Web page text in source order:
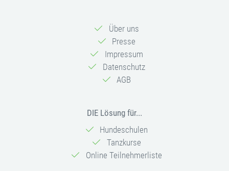
Über uns
Presse
Impressum
Datenschutz
AGB
DIE Lösung für...
Hundeschulen
Tanzkurse
Online Teilnehmerliste